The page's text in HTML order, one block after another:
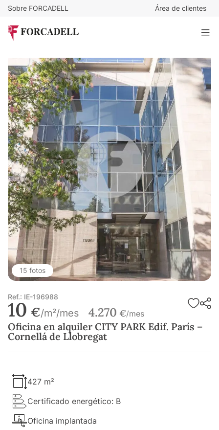
Sobre FORCADELL Área de clientes
Oficina en alquiler CITY PARK Edif. París – Cornellá de
Llobregat
15 fotos
Ref.: IE-196988
10 €/m²/mes 4.270 €/mes
Oficina en alquiler CITY PARK Edif. París –
Cornellá de Llobregat
427 m²
Certificado energético: B
Oficina implantada